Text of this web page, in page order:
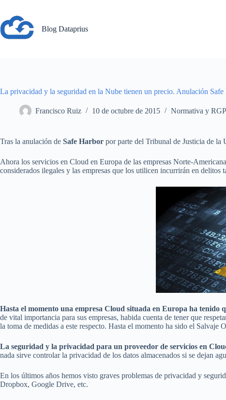
contenido
Blog Dataprius
La privacidad y la seguridad en la Nube tienen un precio. Anulación Safe
Francisco Ruiz 10 de octubre de 2015 Normativa y
Tras la anulación de Safe Harbor por parte del Tribunal de Justicia de la
Ahora los servicios en Cloud en Europa de las empresas Norte-
considerados ilegales y las empresas que los utilicen incurrirán en delitos
Hasta el momento una empresa Cloud situada en Europa ha tenido
de vital importancia para sus empresas, habida cuenta de tener que
la toma de medidas a este respecto. Hasta el momento ha sido el Salvaje
La seguridad y la privacidad para un proveedor de servicios en
nada sirve controlar la privacidad de los datos almacenados si se dejan
En los últimos años hemos visto graves problemas de privacidad y
Dropbox, Google Drive, etc.